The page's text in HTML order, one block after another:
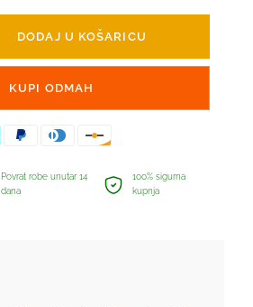
DODAJ U KOŠARICU
KUPI ODMAH
Povrat robe unutar 14
dana
100% sigurna
kupnja